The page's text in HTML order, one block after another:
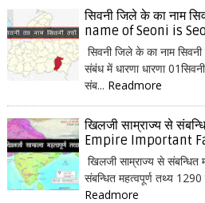
सिवनी जिले के का नाम
name of Seoni is
सिवनी जिले के का नाम
संबंध में धारणा धारणा
संब... Readmore
खिलजी साम्राज्य से
Empire Important
खिलजी साम्राज्य से
संबन्धित महत्वपूर्ण तथ्य
Readmore